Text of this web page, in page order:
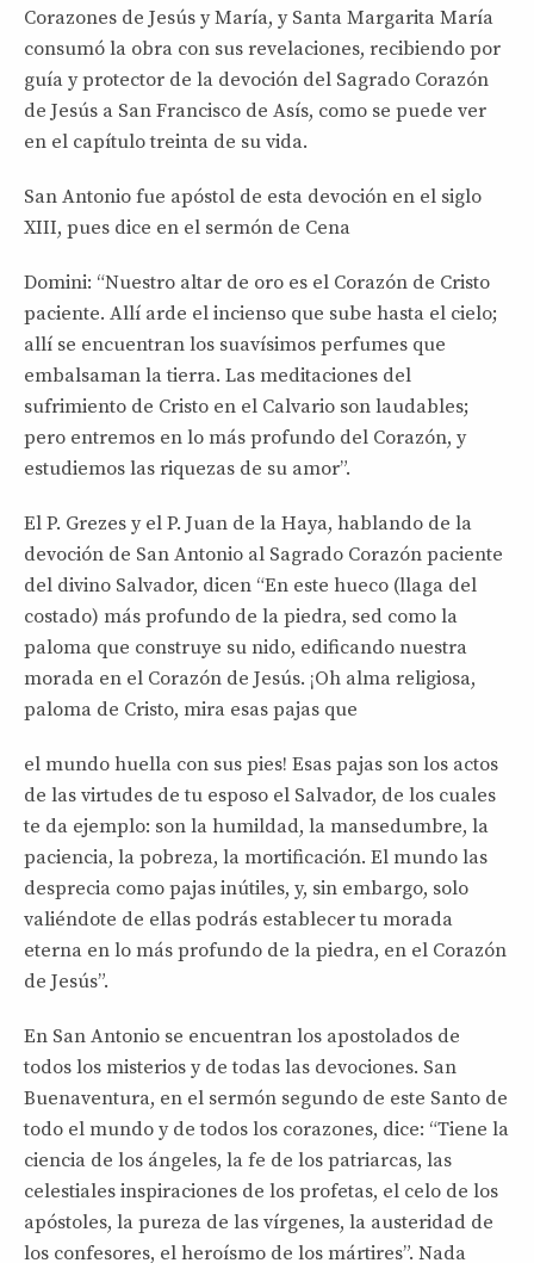
Corazones de Jesús y María, y Santa Margarita María
consumó la obra con sus revelaciones, recibiendo por
guía y protector de la devoción del Sagrado Corazón
de Jesús a San Francisco de Asís, como se puede ver
en el capítulo treinta de su vida.
San Antonio fue apóstol de esta devoción en el siglo
XIII, pues dice en el sermón de Cena
Domini: “Nuestro altar de oro es el Corazón de Cristo
paciente. Allí arde el incienso que sube hasta el cielo;
allí se encuentran los suavísimos perfumes que
embalsaman la tierra. Las meditaciones del
sufrimiento de Cristo en el Calvario son laudables;
pero entremos en lo más profundo del Corazón, y
estudiemos las riquezas de su amor”.
El P. Grezes y el P. Juan de la Haya, hablando de la
devoción de San Antonio al Sagrado Corazón paciente
del divino Salvador, dicen “En este hueco (llaga del
costado) más profundo de la piedra, sed como la
paloma que construye su nido, edificando nuestra
morada en el Corazón de Jesús. ¡Oh alma religiosa,
paloma de Cristo, mira esas pajas que
el mundo huella con sus pies! Esas pajas son los actos
de las virtudes de tu esposo el Salvador, de los cuales
te da ejemplo: son la humildad, la mansedumbre, la
paciencia, la pobreza, la mortificación. El mundo las
desprecia como pajas inútiles, y, sin embargo, solo
valiéndote de ellas podrás establecer tu morada
eterna en lo más profundo de la piedra, en el Corazón
de Jesús”.
En San Antonio se encuentran los apostolados de
todos los misterios y de todas las devociones. San
Buenaventura, en el sermón segundo de este Santo de
todo el mundo y de todos los corazones, dice: “Tiene la
ciencia de los ángeles, la fe de los patriarcas, las
celestiales inspiraciones de los profetas, el celo de los
apóstoles, la pureza de las vírgenes, la austeridad de
los confesores, el heroísmo de los mártires”. Nada